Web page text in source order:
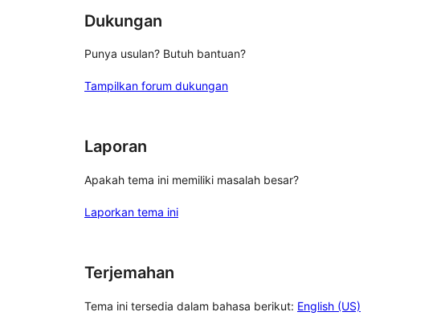
Dukungan
Punya usulan? Butuh bantuan?
Tampilkan forum dukungan
Laporan
Apakah tema ini memiliki masalah besar?
Laporkan tema ini
Terjemahan
Tema ini tersedia dalam bahasa berikut: English (US)